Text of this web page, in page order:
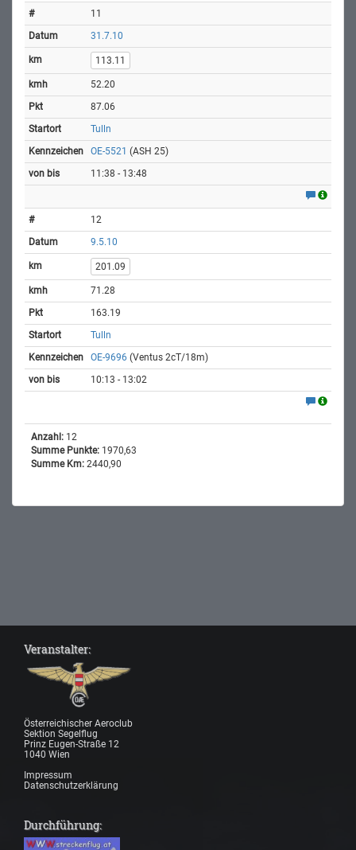
11
31.7.10
113.11
52.20
87.06
Tulln
OE-5521 (ASH 25)
11:38 - 13:48
12
9.5.10
201.09
71.28
163.19
Tulln
OE-9696 (Ventus 2cT/18m)
10:13 - 13:02
Anzahl: 12
Summe Punkte: 1970,63
Summe Km: 2440,90
Veranstalter:
Österreichischer Aeroclub
Sektion Segelflug
Prinz Eugen-Straße 12
1040 Wien
Impressum
Datenschutzerklärung
Durchführung: